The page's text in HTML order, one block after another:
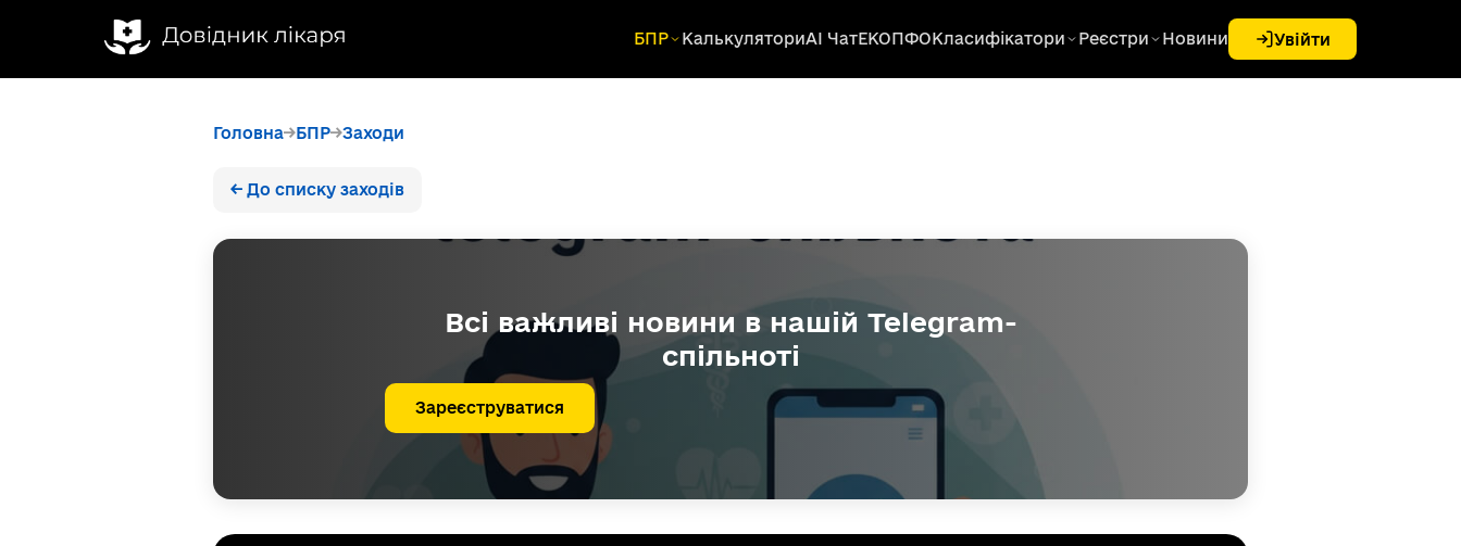
БПР КалькуляториAI ЧатЕКОПФОКласифікатори Реєстри Новини Увійти
Головна БПР Заходи
← До списку заходів
Всі важливі новини в нашій Telegram-
спільноті
Зареєструватися